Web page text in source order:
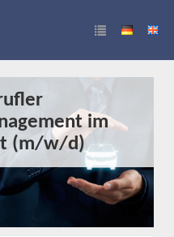
im
(m/w/d)